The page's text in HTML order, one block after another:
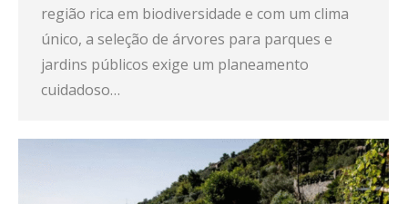
região rica em biodiversidade e com um clima
único, a seleção de árvores para parques e
jardins públicos exige um planeamento
cuidadoso…